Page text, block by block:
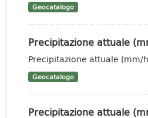
Geocatalogo
Precipitazione attuale
Precipitazione attuale (mm/
Geocatalogo
Precipitazione attuale